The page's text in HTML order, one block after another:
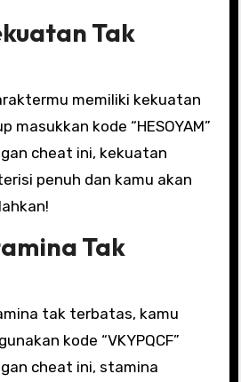
Tak
memiliki kekuatan
kode “HESOYAM”
cheat ini, kekuatan
penuh dan kamu akan
Tak
tak terbatas, kamu
kode “VKYPQCF”
cheat ini, stamina